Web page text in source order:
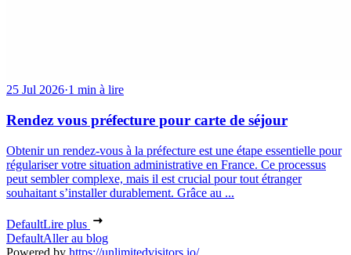
25 Jul 2026·1 min à lire
Rendez vous préfecture pour carte de séjour
Obtenir un rendez-vous à la préfecture est une étape essentielle pour
régulariser votre situation administrative en France. Ce processus
peut sembler complexe, mais il est crucial pour tout étranger
souhaitant s’installer durablement. Grâce au ...
DefaultLire plus
DefaultAller au blog
Powered by https://unlimitedvisitors.io/